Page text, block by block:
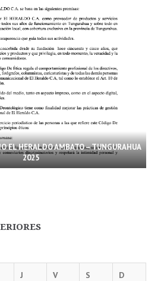
EL HERALDO AMBATO – TUNGURAHUA
2025
J V S D